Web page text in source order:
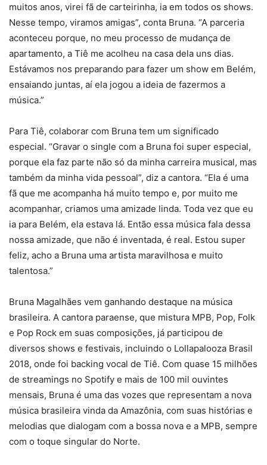
muitos anos, virei fã de carteirinha, ia em todos os shows.
Nesse tempo, viramos amigas”, conta Bruna. “A parceria
aconteceu porque, no meu processo de mudança de
apartamento, a Tiê me acolheu na casa dela uns dias.
Estávamos nos preparando para fazer um show em Belém,
ensaiando juntas, aí ela jogou a ideia de fazermos a
música.”
Para Tiê, colaborar com Bruna tem um significado
especial. “Gravar o single com a Bruna foi super especial,
porque ela faz parte não só da minha carreira musical, mas
também da minha vida pessoal”, diz a cantora. “Ela é uma
fã que me acompanha há muito tempo e, por muito me
acompanhar, criamos uma amizade linda. Toda vez que eu
ia para Belém, ela estava lá. Então essa música fala dessa
nossa amizade, que não é inventada, é real. Estou super
feliz, acho a Bruna uma artista maravilhosa e muito
talentosa.”
Bruna Magalhães vem ganhando destaque na música
brasileira. A cantora paraense, que mistura MPB, Pop, Folk
e Pop Rock em suas composições, já participou de
diversos shows e festivais, incluindo o Lollapalooza Brasil
2018, onde foi backing vocal de Tiê. Com quase 15 milhões
de streamings no Spotify e mais de 100 mil ouvintes
mensais, Bruna é uma das vozes que representam a nova
música brasileira vinda da Amazônia, com suas histórias e
melodias que dialogam com a bossa nova e a MPB, sempre
com o toque singular do Norte.